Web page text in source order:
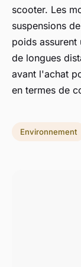
scooter. Les
suspensions
poids assurent
de longues
avant l'achat
en termes de
Environnement